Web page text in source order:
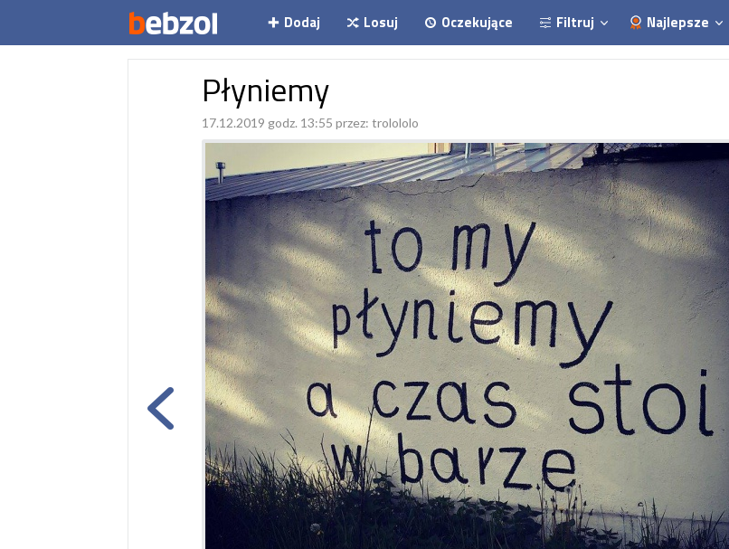
Dodaj Losuj Oczekujące Filtruj Najlepsze
Płyniemy
17.12.2019 godz. 13:55 przez: trolololo